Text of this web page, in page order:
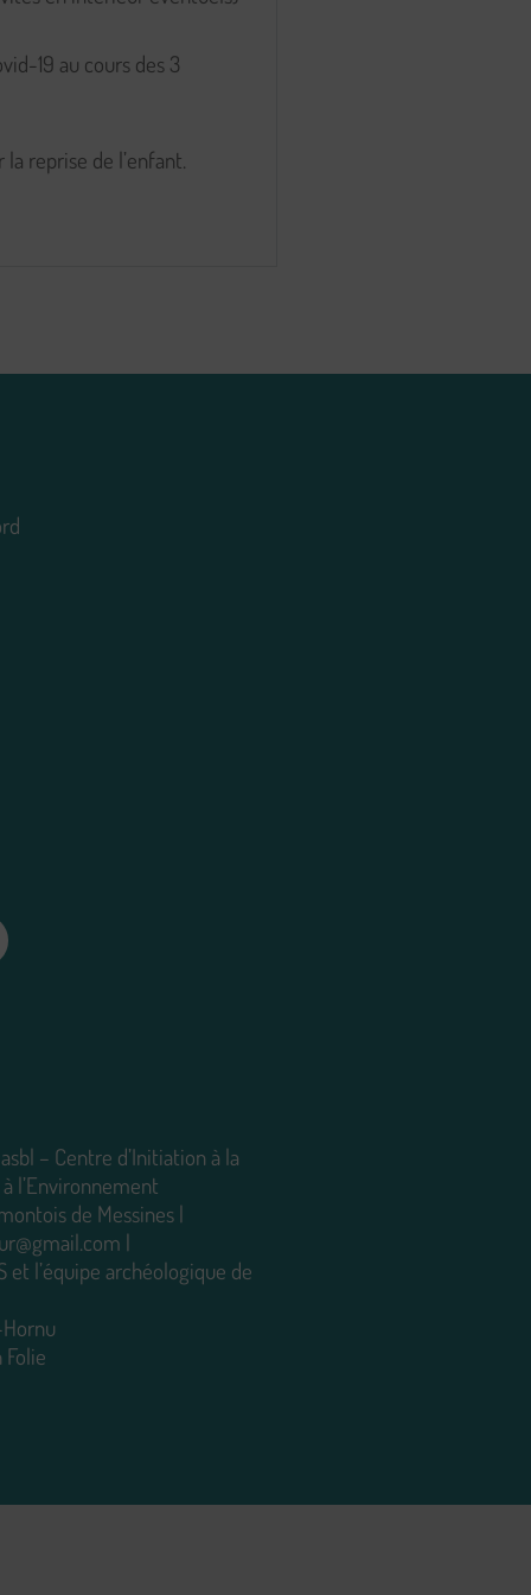
19 au cours des 3
reprise de l’enfant.
– Centre d’Initiation à la
l’Environnement
de Messines |
|
et l’équipe archéologique de
Folie